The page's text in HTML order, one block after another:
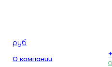
руб
О компании